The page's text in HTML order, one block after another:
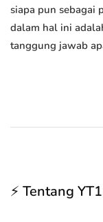
siapa pun sebagai
dalam hal ini
tanggung jawab
⚡ Tentang